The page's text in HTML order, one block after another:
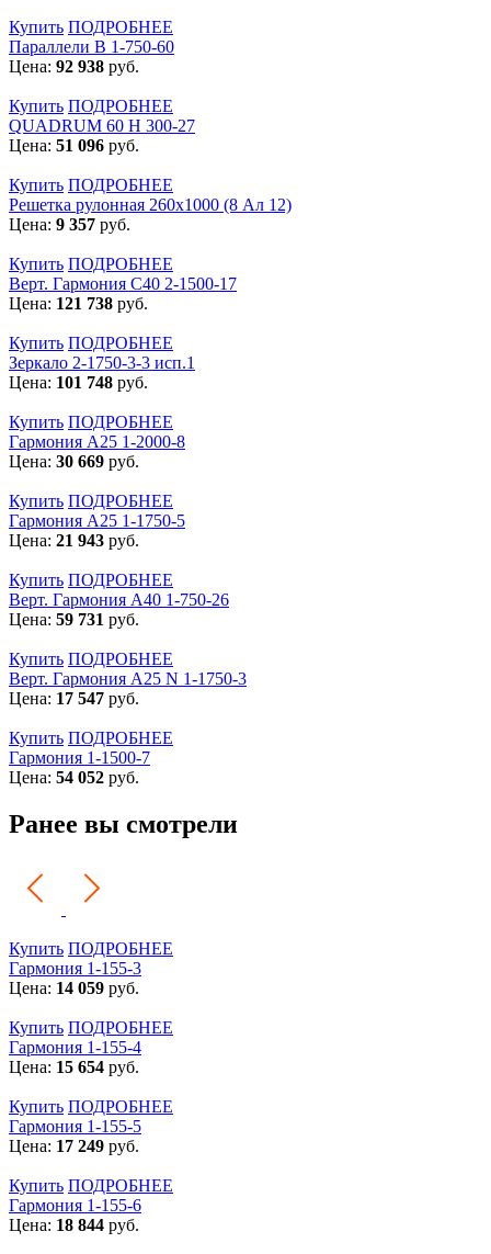
Купить ПОДРОБНЕЕ
Параллели В 1-750-60
Цена: 92 938 руб.
Купить ПОДРОБНЕЕ
QUADRUM 60 H 300-27
Цена: 51 096 руб.
Купить ПОДРОБНЕЕ
Решетка рулонная 260x1000 (8 Ал 12)
Цена: 9 357 руб.
Купить ПОДРОБНЕЕ
Верт. Гармония С40 2-1500-17
Цена: 121 738 руб.
Купить ПОДРОБНЕЕ
Зеркало 2-1750-3-3 исп.1
Цена: 101 748 руб.
Купить ПОДРОБНЕЕ
Гармония А25 1-2000-8
Цена: 30 669 руб.
Купить ПОДРОБНЕЕ
Гармония А25 1-1750-5
Цена: 21 943 руб.
Купить ПОДРОБНЕЕ
Верт. Гармония А40 1-750-26
Цена: 59 731 руб.
Купить ПОДРОБНЕЕ
Верт. Гармония А25 N 1-1750-3
Цена: 17 547 руб.
Купить ПОДРОБНЕЕ
Гармония 1-1500-7
Цена: 54 052 руб.
Ранее вы смотрели
Купить ПОДРОБНЕЕ
Гармония 1-155-3
Цена: 14 059 руб.
Купить ПОДРОБНЕЕ
Гармония 1-155-4
Цена: 15 654 руб.
Купить ПОДРОБНЕЕ
Гармония 1-155-5
Цена: 17 249 руб.
Купить ПОДРОБНЕЕ
Гармония 1-155-6
Цена: 18 844 руб.